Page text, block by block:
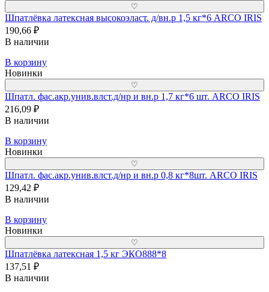
♡
Шпатлёвка латексная высокоэласт. д/вн.р 1,5 кг*6 ARCO IRIS
190,66 ₽
В наличии
В корзину
Новинки
♡
Шпатл. фас.акр.унив.влст.д/нр и вн.р 1,7 кг*6 шт. ARCO IRIS
216,09 ₽
В наличии
В корзину
Новинки
♡
Шпатл. фас.акр.унив.влст.д/нр и вн.р 0,8 кг*8шт. ARCO IRIS
129,42 ₽
В наличии
В корзину
Новинки
♡
Шпатлёвка латексная 1,5 кг ЭКО888*8
137,51 ₽
В наличии